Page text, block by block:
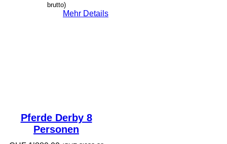
brutto)
Mehr Details
Pferde Derby 8
Personen